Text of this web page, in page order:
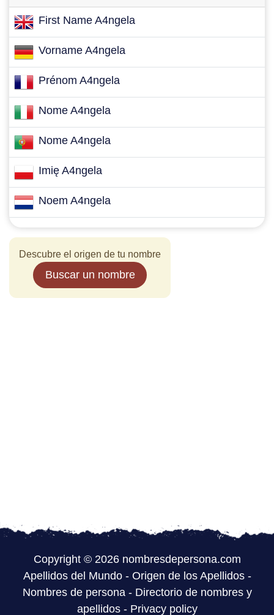
First Name A4ngela
Vorname A4ngela
Prénom A4ngela
Nome A4ngela
Nome A4ngela
Imię A4ngela
Noem A4ngela
Descubre el origen de tu nombre
Buscar un nombre
Copyright © 2026 nombresdepersona.com
Apellidos del Mundo- Origen de los Apellidos-
Nombres de persona- Directorio de nombres y
apellidos- Privacy policy